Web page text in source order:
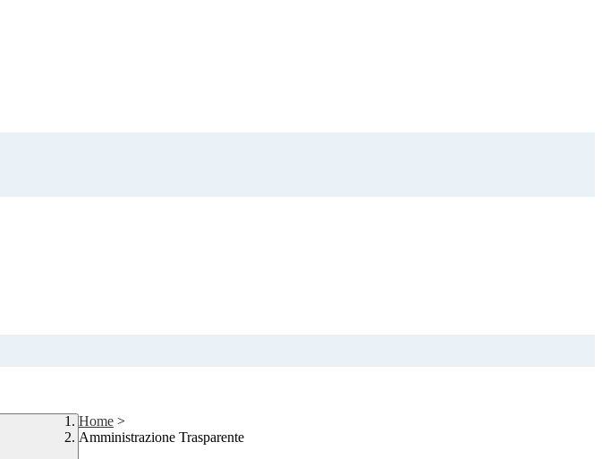
Home >
Amministrazione Trasparente